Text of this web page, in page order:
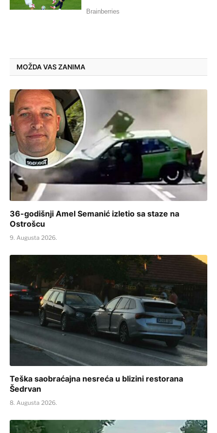
MOŽDA VAS ZANIMA
36-godišnji Amel Semanić izletio sa staze na
Ostrošcu
9. Augusta 2026.
Teška saobraćajna nesreća u blizini restorana
Šedrvan
8. Augusta 2026.